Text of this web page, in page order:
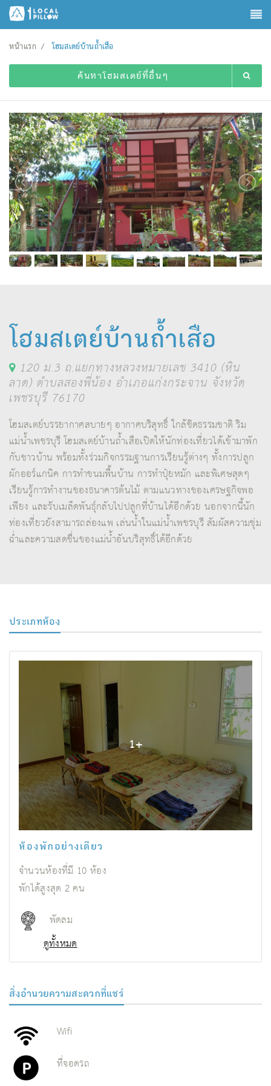
หน้าแรก โฮมสเตย์บ้านถ้ำเสือ
ค้นหาโฮมสเตย์ที่อื่นๆ
โฮมสเตย์บ้านถ้ำเสือ
120 ม.3 ถ.แยกทางหลวงหมายเลข 3410 (หิน
ลาด) ตำบลสองพี่น้อง อำเภอแก่งกระจาน จังหวัด
เพชรบุรี 76170
โฮมสเตย์บรรยากาศสบายๆ อากาศบริสุทธิ์ ใกล้ชิดธรรมชาติ ริม
แม่น้ำเพชรบุรี โฮมสเตย์บ้านถ้ำเสือเปิดให้นักท่องเที่ยวได้เข้ามาพัก
กับชาวบ้าน พร้อมทั้งร่วมกิจกรรมฐานการเรียนรู้ต่างๆ ทั้งการปลูก
ผักออร์แกนิค การทำขนมพื้นบ้าน การทำปุ๋ยหมัก และพิเศษสุดๆ
เรียนรู้การทำงานของธนาคารต้นไม้ ตามแนวทางของเศรษฐกิจพอ
เพียง และรับเมล็ดพันธุ์กลับไปปลูกที่บ้านได้อีกด้วย นอกจากนี้นัก
ท่องเที่ยวยังสามารถล่องแพ เล่นน้ำในแม่น้ำเพชรบุรี สัมผัสความชุ่ม
ฉ่ำและความสดชื่นของแม่น้ำอันบริสุทธิ์ได้อีกด้วย
ประเภทห้อง
1+
ห้องพักอย่างเดียว
จำนวนห้องที่มี 10 ห้อง
พักได้สูงสุด 2คน
พัดลม
ดูทั้งหมด
สิ่งอํานวยความสะดวกที่แชร์
Wifi
ที่จอดรถ